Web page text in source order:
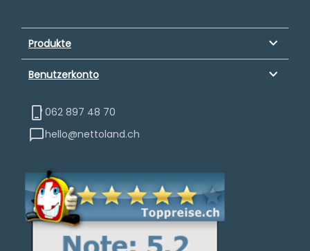
Produkte keyboard_arrow_down
Benutzerkonto keyboard_arrow_down
062 897 48 70
hello@nettoland.ch